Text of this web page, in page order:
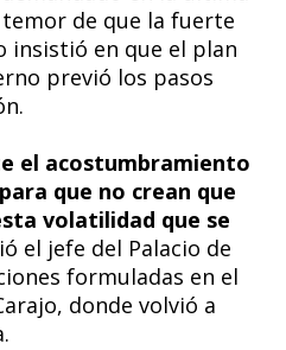
de que la fuerte
insistió en que el plan
previó los pasos
el acostumbramiento
que no crean que
volatilidad que se
el jefe del Palacio de
formuladas en el
donde volvió a